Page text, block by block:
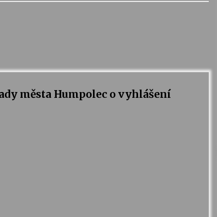
města Humpolec o vyhlášení